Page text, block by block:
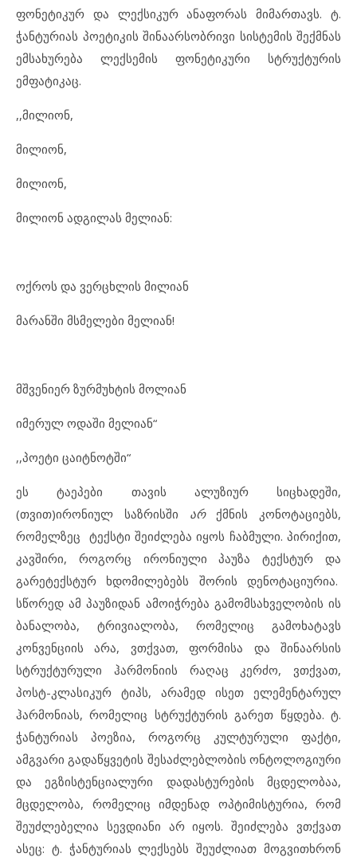
ფონეტიკურ და ლექსიკურ ანაფორას მიმართავს. ტ.
ჭანტურიას პოეტიკის შინაარსობრივი სისტემის შექმნას
ემსახურება ლექსემის ფონეტიკური სტრუქტურის
ემფატიკაც.
,,მილიონ,
მილიონ,
მილიონ,
მილიონ ადგილას მელიან:
ოქროს და ვერცხლის მილიან
მარანში მსმელები მელიან!
მშვენიერ ზურმუხტის მოლიან
იმერულ ოდაში მელიან“
,,პოეტი ცაიტნოტში“
ეს ტაეპები თავის ალუზიურ სიცხადეში,
(თვით)ირონიულ საზრისში არ ქმნის კონოტაციებს,
რომელზეც ტექსტი შეიძლება იყოს ჩაბმული. პირიქით,
კავშირი, როგორც ირონიული პაუზა ტექსტურ და
გარეტექსტურ ხდომილებებს შორის დენოტაციურია.
სწორედ ამ პაუზიდან ამოიჭრება გამომსახველობის ის
ბანალობა, ტრივიალობა, რომელიც გამოხატავს
კონვენციის არა, ვთქვათ, ფორმისა და შინაარსის
სტრუქტურული ჰარმონიის რაღაც კერძო, ვთქვათ,
პოსტ-კლასიკურ ტიპს, არამედ ისეთ ელემენტარულ
ჰარმონიას, რომელიც სტრუქტურის გარეთ წყდება. ტ.
ჭანტურიას პოეზია, როგორც კულტურული ფაქტი,
ამგვარი გადაწყვეტის შესაძლებლობის ონტოლოგიური
და ეგზისტენციალური დადასტურების მცდელობაა,
მცდელობა, რომელიც იმდენად ოპტიმისტურია, რომ
შეუძლებელია სევდიანი არ იყოს. შეიძლება ვთქვათ
ასეც: ტ. ჭანტურიას ლექსებს შეუძლიათ მოგვითხრონ